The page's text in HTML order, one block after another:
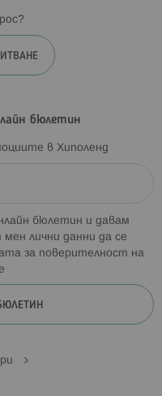
бюлетин
в Хиполенд
бюлетин и давам
лични данни да се
за поверителност на